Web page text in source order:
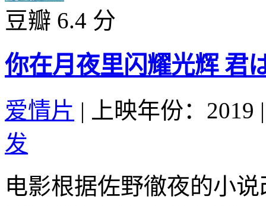
豆瓣 6.4 分
你在月夜里闪耀光辉 君
爱情片 | 上映年份：2019 |
发
电影根据佐野徹夜的小